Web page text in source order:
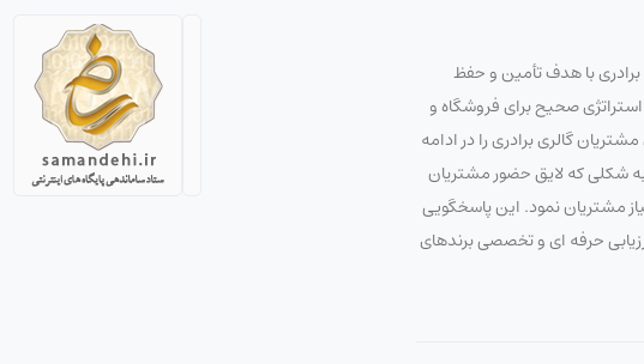
برادری با هدف تأمین و حفظ
تهران آغاز نمود. تعیین استراتژی صحیح برای فروشگاه و
گالری برادری را در ادامه
شکلی که لایق حضور مشتریان
مشتریان نمود. این پاسخگویی
حرفه ای و تخصصی برندهای